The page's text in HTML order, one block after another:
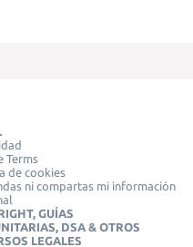
Terms
de cookies
ni compartas mi información
GUÍAS
DSA & OTROS
LEGALES